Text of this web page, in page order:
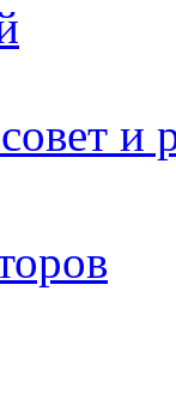
и